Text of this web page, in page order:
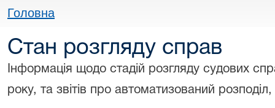
Головна
Стан розгляду справ
Інформація щодо стадій розгляду судових
року, та звітів про автоматизований